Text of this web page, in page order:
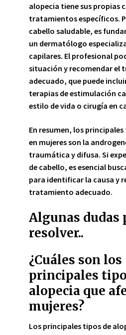
alopecia tiene sus propias
tratamientos específicos.
cabello saludable, es
un dermatólogo
capilares. El profesional
situación y recomendar el
adecuado, que puede
terapias de estimulación
estilo de vida o cirugía en
En resumen, los
en mujeres son la
traumática y difusa. Si
de cabello, es esencial
para identificar la causa y
tratamiento adecuado.
Algunas dudas
resolver..
¿Cuáles son los
principales
alopecia que
mujeres?
Los principales tipos de